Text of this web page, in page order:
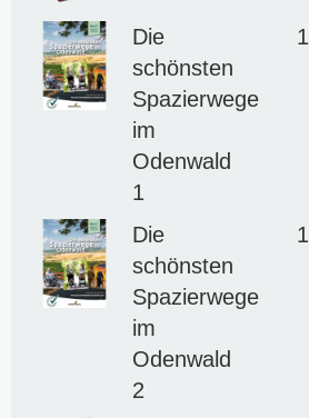
Die
schönsten
Spazierwege
im
Odenwald
1
Die
schönsten
Spazierwege
im
Odenwald
2